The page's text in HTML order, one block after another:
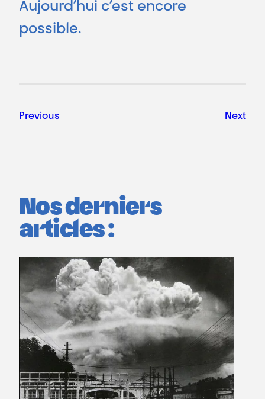
Aujourd’hui c’est encore
possible.
Previous Next
Nos derniers
articles :
La CNAPD recrute des